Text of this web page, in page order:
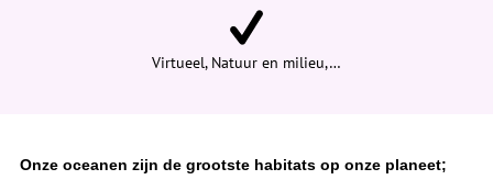
Virtueel, Natuur en milieu,…
Onze oceanen zijn de grootste habitats op onze planeet;